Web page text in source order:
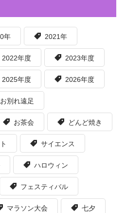
年 2021年
2022年度 2023年度
2025年度 2026年度
お別れ遠足
お茶会 どんど焼き
サイエンス
ハロウィン
フェスティバル
マラソン大会 七夕